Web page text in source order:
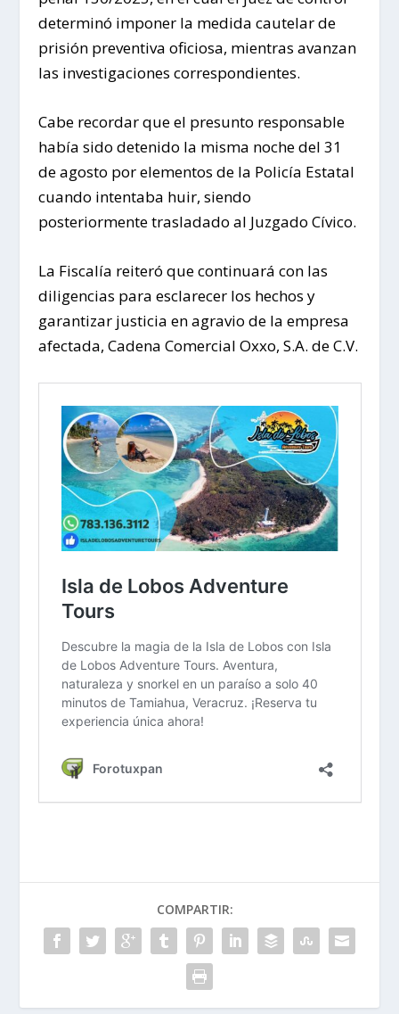
determinó imponer la medida cautelar de
prisión preventiva oficiosa, mientras avanzan
las investigaciones correspondientes.
Cabe recordar que el presunto responsable
había sido detenido la misma noche del 31
de agosto por elementos de la Policía Estatal
cuando intentaba huir, siendo
posteriormente trasladado al Juzgado Cívico.
La Fiscalía reiteró que continuará con las
diligencias para esclarecer los hechos y
garantizar justicia en agravio de la empresa
afectada, Cadena Comercial Oxxo, S.A. de C.V.
COMPARTIR: